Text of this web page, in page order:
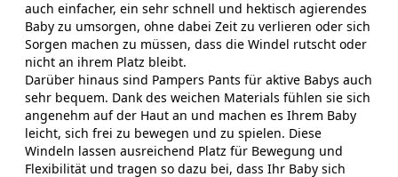
auch einfacher, ein sehr schnell und hektisch agierendes
Baby zu umsorgen, ohne dabei Zeit zu verlieren oder sich
Sorgen machen zu müssen, dass die Windel rutscht oder
nicht an ihrem Platz bleibt.
Darüber hinaus sind Pampers Pants für aktive Babys auch
sehr bequem. Dank des weichen Materials fühlen sie sich
angenehm auf der Haut an und machen es Ihrem Baby
leicht, sich frei zu bewegen und zu spielen. Diese
Windeln lassen ausreichend Platz für Bewegung und
Flexibilität und tragen so dazu bei, dass Ihr Baby sich